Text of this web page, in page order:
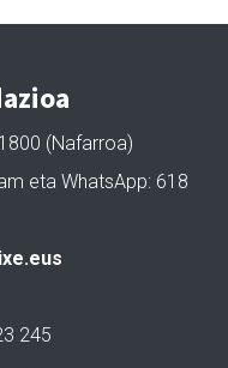
(Nafarroa)
eta WhatsApp: 618
245